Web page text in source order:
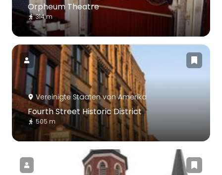
Orpheum Theatre
314 m
Vereinigte Staaten von Amerika
Fourth Street Historic District
505 m